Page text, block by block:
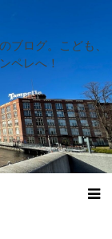
ブログ。こども、
ペレへ！